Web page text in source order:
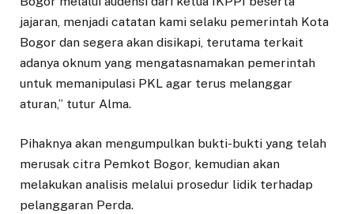
jajaran, menjadi catatan kami selaku pemerintah Kota
Bogor dan segera akan disikapi, terutama terkait
adanya oknum yang mengatasnamakan pemerintah
untuk memanipulasi PKL agar terus melanggar
aturan,” tutur Alma.
Pihaknya akan mengumpulkan bukti-bukti yang telah
merusak citra Pemkot Bogor, kemudian akan
melakukan analisis melalui prosedur lidik terhadap
pelanggaran Perda.